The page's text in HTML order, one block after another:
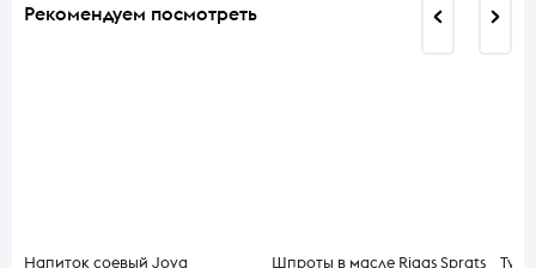
Рекомендуем посмотреть
Напиток соевый Joya
Шпроты в масле Rigas Sprats